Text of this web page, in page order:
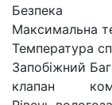
Безпека
Максимальна
Температура
Запобіжний
клапан